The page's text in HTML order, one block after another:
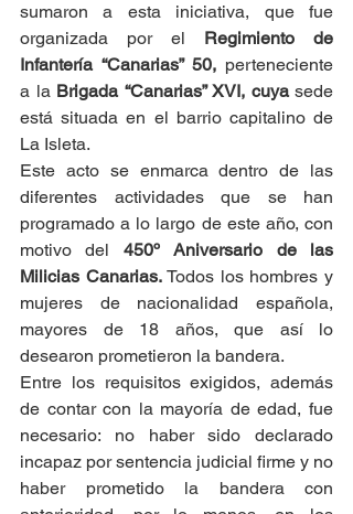
sumaron a esta iniciativa, que fue
organizada por el Regimiento de
Infantería “Canarias” 50, perteneciente
a la Brigada “Canarias” XVI, cuya sede
está situada en el barrio capitalino de
La Isleta.
Este acto se enmarca dentro de las
diferentes actividades que se han
programado a lo largo de este año, con
motivo del 450º Aniversario de las
Milicias Canarias. Todos los hombres y
mujeres de nacionalidad española,
mayores de 18 años, que así lo
desearon prometieron la bandera.
Entre los requisitos exigidos, además
de contar con la mayoría de edad, fue
necesario: no haber sido declarado
incapaz por sentencia judicial firme y no
haber prometido la bandera con